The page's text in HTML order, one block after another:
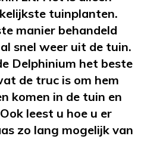
tuinplanten.
manier behandeld
snel weer uit de tuin.
Delphinium het beste
de truc is om hem
komen in de tuin en
leest u hoe u er
zo lang mogelijk van